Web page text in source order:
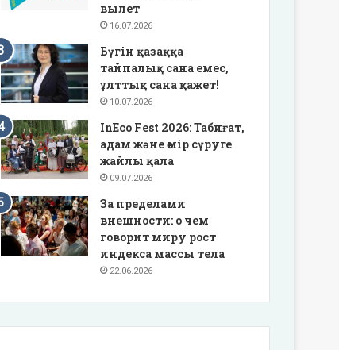
вылет
16.07.2026
Бүгін қазаққа
тайпалық сана емес,
ұлттық сана қажет!
10.07.2026
InEco Fest 2026: Табиғат,
адам және өмір сүруге
жайлы қала
09.07.2026
За пределами
внешности: о чем
говорит миру рост
индекса массы тела
22.06.2026